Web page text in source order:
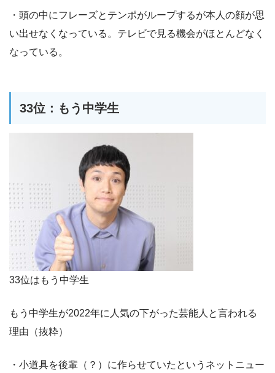
・頭の中にフレーズとテンポがループするが本人の顔が思
い出せなくなっている。テレビで見る機会がほとんどなく
なっている。
33位：もう中学生
33位はもう中学生
もう中学生が2022年に人気の下がった芸能人と言われる
理由（抜粋）
・小道具を後輩（？）に作らせていたというネットニュー